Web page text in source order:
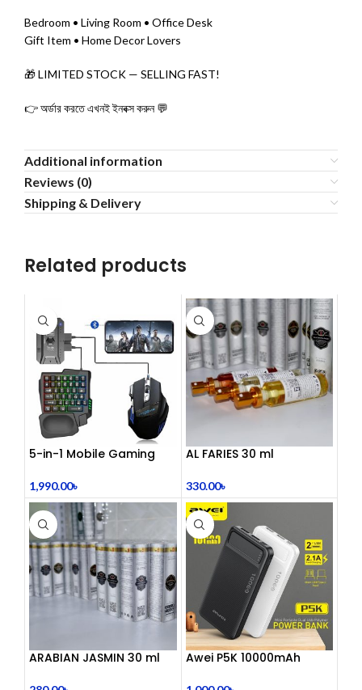
Bedroom • Living Room • Office Desk
Gift Item • Home Decor Lovers
🎁 LIMITED STOCK — SELLING FAST!
👉 অর্ডার করতে এখনই ইনবক্স করুন 💬
Additional information
Reviews (0)
Shipping & Delivery
Related products
5-in-1 Mobile Gaming
1,990.00৳
AL FARIES 30 ml
330.00৳
ARABIAN JASMIN 30 ml
Awei P5K 10000mAh